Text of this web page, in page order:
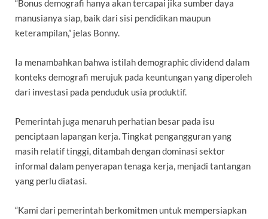
“Bonus demografi hanya akan tercapai jika sumber daya
manusianya siap, baik dari sisi pendidikan maupun
keterampilan,” jelas Bonny.
Ia menambahkan bahwa istilah demographic dividend dalam
konteks demografi merujuk pada keuntungan yang diperoleh
dari investasi pada penduduk usia produktif.
Pemerintah juga menaruh perhatian besar pada isu
penciptaan lapangan kerja. Tingkat pengangguran yang
masih relatif tinggi, ditambah dengan dominasi sektor
informal dalam penyerapan tenaga kerja, menjadi tantangan
yang perlu diatasi.
“Kami dari pemerintah berkomitmen untuk mempersiapkan